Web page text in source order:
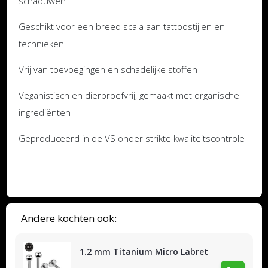
Andere kochten ook:
1.2 mm Titanium Micro Labret
Geschikt voor een breed scala aan tattoostijlen en -
technieken
Vrij van toevoegingen en schadelijke stoffen
Veganistisch en dierproefvrij, gemaakt met organische
ingrediënten
Geproduceerd in de VS onder strikte kwaliteitscontrole